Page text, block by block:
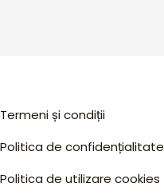
Termeni și condiții
Politica de confidențialitate
Politica de utilizare cookies